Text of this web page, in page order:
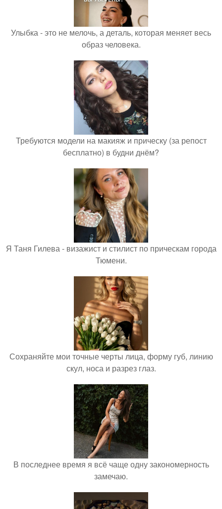
Улыбка - это не мелочь, а деталь, которая меняет весь
образ человека.
Требуются модели на макияж и прическу (за репост
бесплатно) в будни днём?
Я Таня Гилева - визажист и стилист по прическам города
Тюмени.
Сохраняйте мои точные черты лица, форму губ, линию
скул, носа и разрез глаз.
В последнее время я всё чаще одну закономерность
замечаю.